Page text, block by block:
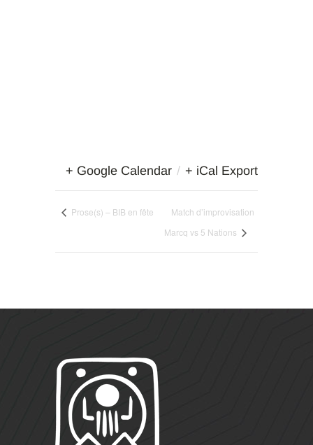
+ Google Calendar / + iCal Export
Prose(s) – BIB en fête
Match d’improvisation
Marcq vs 5 Nations